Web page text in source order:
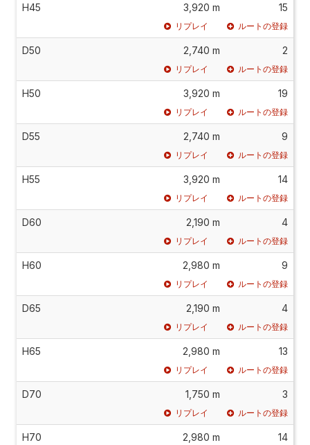
H45 3,920 m 15
リプレイ ルートの登録
D50 2,740 m 2
リプレイ ルートの登録
H50 3,920 m 19
リプレイ ルートの登録
D55 2,740 m 9
リプレイ ルートの登録
H55 3,920 m 14
リプレイ ルートの登録
D60 2,190 m 4
リプレイ ルートの登録
H60 2,980 m 9
リプレイ ルートの登録
D65 2,190 m 4
リプレイ ルートの登録
H65 2,980 m 13
リプレイ ルートの登録
D70 1,750 m 3
リプレイ ルートの登録
H70 2,980 m 14